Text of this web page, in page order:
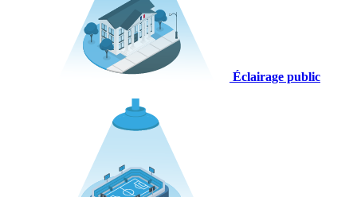
Éclairage public